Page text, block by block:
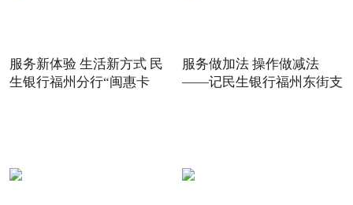
服务新体验 生活新方式 民
生银行福州分行“闽惠卡
服务做加法 操作做减法
——记民生银行福州东街支